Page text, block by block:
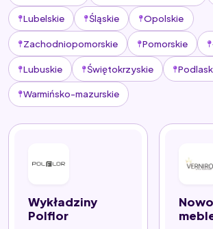
Lubelskie Śląskie Opolskie
Zachodniopomorskie Pomorskie
Lubuskie Świętokrzyskie
Warmińsko-mazurskie
Wykładziny
Polflor